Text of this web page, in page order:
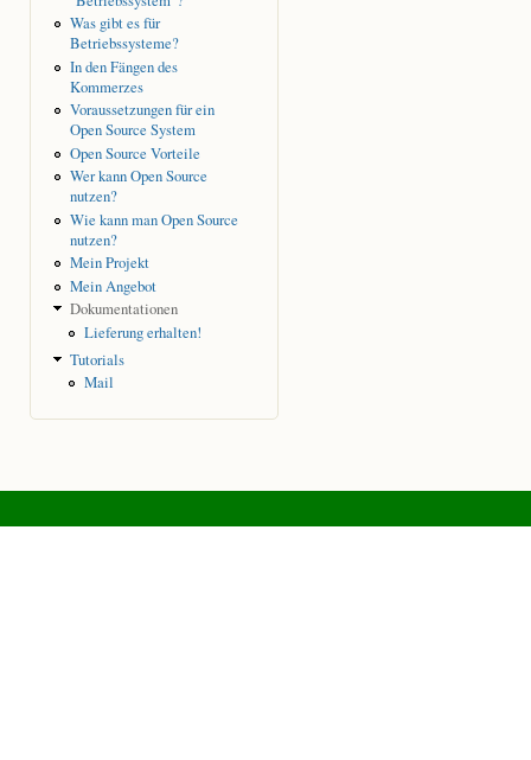
Was gibt es für
Betriebssysteme?
In den Fängen des
Kommerzes
Voraussetzungen für ein
Open Source System
Open Source Vorteile
Wer kann Open Source
nutzen?
Wie kann man Open Source
nutzen?
Mein Projekt
Mein Angebot
Dokumentationen
Lieferung erhalten!
Tutorials
Mail